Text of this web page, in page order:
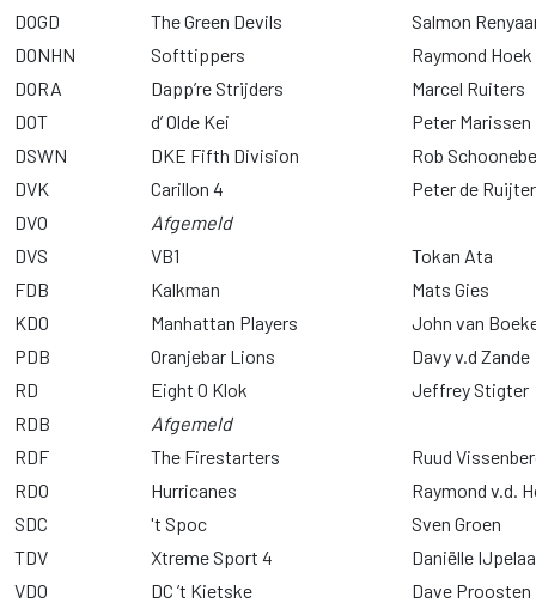
DOGD
The Green Devils
Salmon
DONHN
Softtippers
Raymond Hoek
DORA
Dapp’re Strijders
Marcel Ruiters
DOT
d’ Olde Kei
Peter Marissen
DSWN
DKE Fifth Division
Rob
DVK
Carillon 4
Peter de Ruijter
DVO
Afgemeld
DVS
VB1
Tokan Ata
FDB
Kalkman
Mats Gies
KDO
Manhattan Players
John van
PDB
Oranjebar Lions
Davy v.d Zande
RD
Eight O Klok
Jeffrey Stigter
RDB
Afgemeld
RDF
The Firestarters
Ruud
RDO
Hurricanes
Raymond v.d.
SDC
't Spoc
Sven Groen
TDV
Xtreme Sport 4
Daniëlle
VDO
DC ’t Kietske
Dave Proosten